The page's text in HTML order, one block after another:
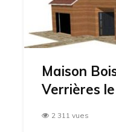
Maison
Verrières
2 311 vues